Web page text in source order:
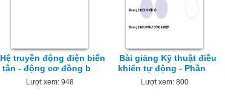
Hệ truyền động điện biến
tần - động cơ đồng b
Lượt xem: 948
Bài giảng Kỹ thuật điều
khiển tự động - Phần
Lượt xem: 800